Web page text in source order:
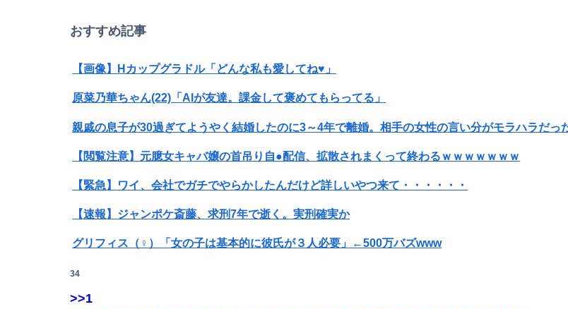
Powered by livedoor 相互RSS
おすすめ記事
【画像】Hカップグラドル「どんな私も愛してね♥」
原菜乃華ちゃん(22)「AIが友達。課金して褒めてもらってる」
【閲覧注意】元臆女キャバ嬢の首吊り自●配信、拡散されまくって終わるｗｗｗｗｗｗｗ
【緊急】ワイ、会社でガチでやらかしたんだけど詳しいやつ来て・・・・・・
【速報】ジャンポケ斎藤、求刑7年で逝く。実刑確実か
グリフィス（♀）「女の子は基本的に彼氏が３人必要」←500万バズwww
【速報】ゼレンスキー大統領「日本の支援は期待されたほどの成果がない」WWWWWWWWWWW
【画像】ビリー・アイリッシュ(24)、ライブで超モリマンスジを強調して炎上ｗｗｗｗｗｗｗｗ
34
>>1